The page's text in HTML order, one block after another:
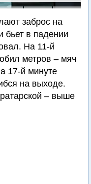
заброс на
бьет в падении
На 11-й
метров – мяч
17-й минуте
на выходе.
– выше